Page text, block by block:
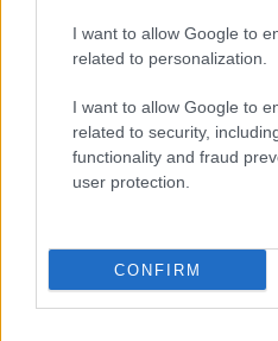
I want to allow Google to
related to personalization.
I want to allow Google to
related to security,
functionality and fraud
user protection.
CONFIRM
Ιταλίδα»: Η λεπτομέρεια που
Ένα ζωντανό πορτρέτο της